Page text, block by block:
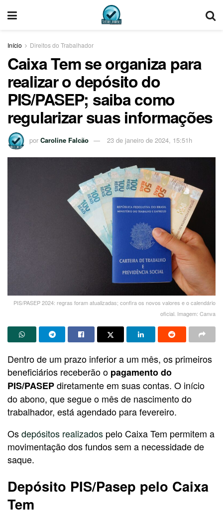
Início Direitos do Trabalhador
Caixa Tem se organiza para
realizar o depósito do
PIS/PASEP; saiba como
regularizar suas informações
por Caroline Falcão 23 de janeiro de 2024, 15:51h
PIS/PASEP 2024: regras foram atualizadas; confira os novos valores e o calendário
oficial. Imagem: Canva
Dentro de um prazo inferior a um mês, os primeiros
beneficiários receberão o pagamento do
PIS/PASEPdiretamente em suas contas. O início
do abono, que segue o mês de nascimento do
trabalhador, está agendado para fevereiro.
Osdepósitos realizados pelo Caixa Tem permitem a
movimentação dos fundos sem a necessidade de
saque.
Depósito PIS/Pasep pelo Caixa
Tem